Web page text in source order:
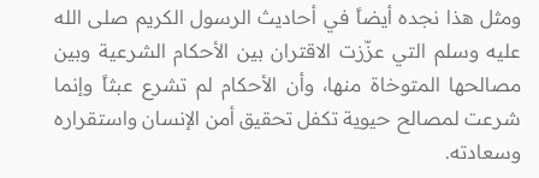
ومثل هذا نجده أيضاً في أحاديث الرسول الكريم صلى الله
عليه وسلم التي عزّزت الاقتران بين الأحكام الشرعية وبين
مصالحها المتوخاة منها، وأن الأحكام لم تشرع عبثاً وإنما
شرعت لمصالح حيوية تكفل تحقيق أمن الإنسان واستقراره
وسعادته.